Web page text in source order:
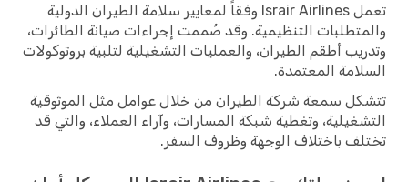
تعمل Israir Airlines وفقاً لمعايير سلامة الطيران الدولية
والمتطلبات التنظيمية. وقد صُممت إجراءات صيانة الطائرات،
وتدريب أطقم الطيران، والعمليات التشغيلية لتلبية بروتوكولات
السلامة المعتمدة.
تتشكل سمعة شركة الطيران من خلال عوامل مثل الموثوقية
التشغيلية، وتغطية شبكة المسارات، وآراء العملاء، والتي قد
تختلف باختلاف الوجهة وظروف السفر.